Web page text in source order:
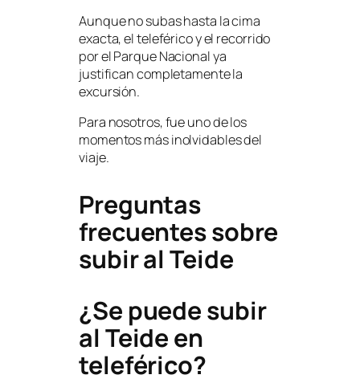
Aunque no subas hasta la cima
exacta, el teleférico y el recorrido
por el Parque Nacional ya
justifican completamente la
excursión.
Para nosotros, fue uno de los
momentos más inolvidables del
viaje.
Preguntas
frecuentes sobre
subir al Teide
¿Se puede subir
al Teide en
teleférico?